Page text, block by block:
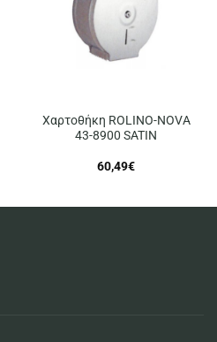
Χαρτοθήκη ROLINO-NOVA
43-8900 SATIN
60,49€